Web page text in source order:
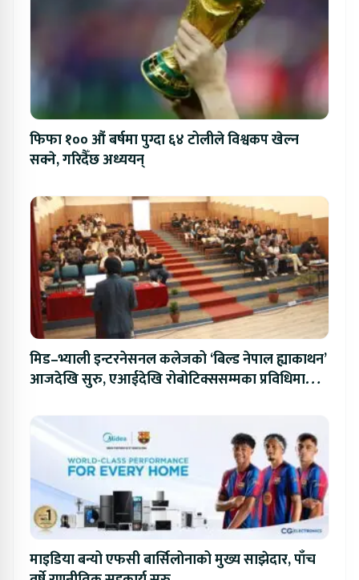
फिफा १०० औं बर्षमा पुग्दा ६४ टोलीले विश्वकप खेल्न
सक्ने, गरिदैँछ अध्ययन्
मिड–भ्याली इन्टरनेसनल कलेजको ‘बिल्ड नेपाल ह्याकाथन’
आजदेखि सुरु, एआईदेखि रोबोटिक्ससम्मका प्रविधिमा
माइडिया बन्यो एफसी बार्सिलोनाको मुख्य साझेदार, पाँच